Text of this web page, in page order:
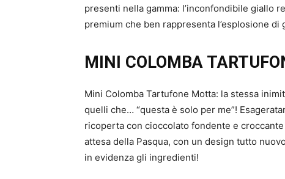
presenti nella gamma: l’inconfondibile giallo
premium che ben rappresenta l’esplosione
MINI COLOMBA
Mini Colomba Tartufone Motta: la stessa
quelli che… “questa è solo per me”!
ricoperta con cioccolato fondente e
attesa della Pasqua, con un design tutto
in evidenza gli ingredienti!